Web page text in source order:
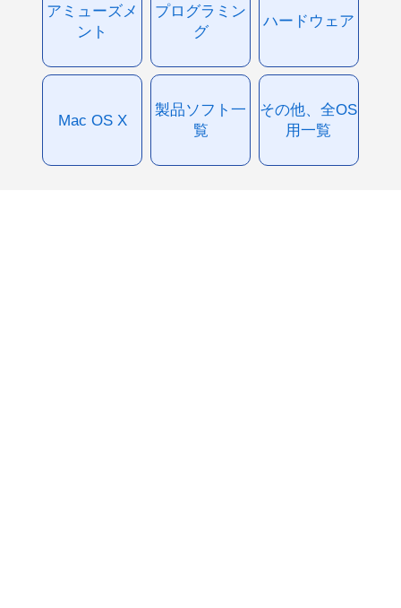
アミューズメ
ント
プログラミン
グ
ハードウェア
Mac OS X
製品ソフト一
覧
その他、全OS
用一覧